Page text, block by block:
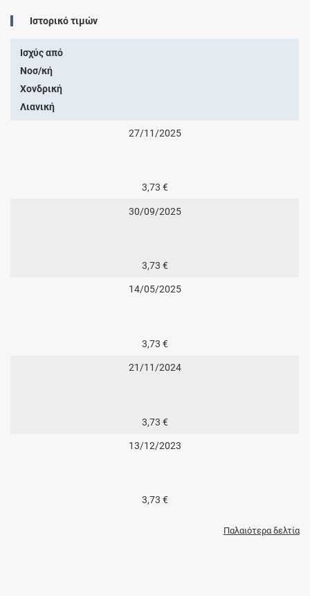
Ιστορικό τιμών
Ισχύς από
Νοσ/κή
Χονδρική
Λιανική
27/11/2025
3,73 €
30/09/2025
3,73 €
14/05/2025
3,73 €
21/11/2024
3,73 €
13/12/2023
3,73 €
Παλαιότερα δελτία